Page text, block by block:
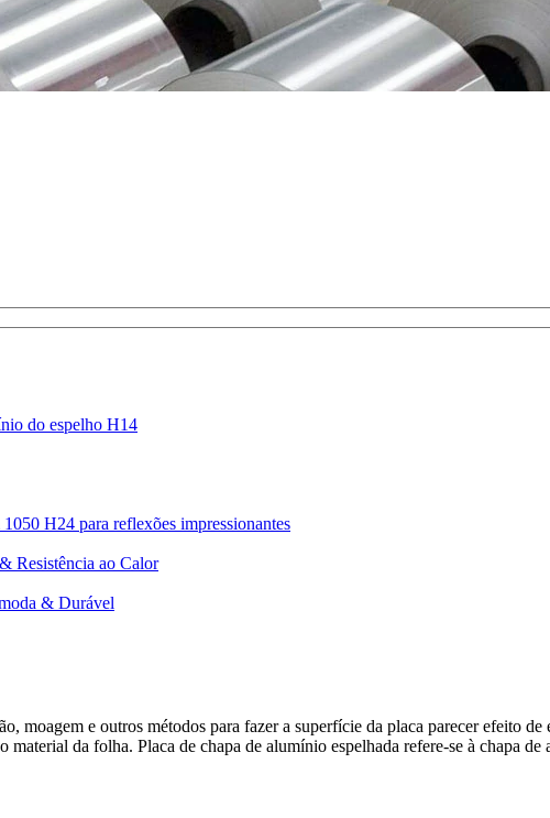
do espelho H14
H24 para reflexões impressionantes
Resistência ao Calor
& Durável
moagem e outros métodos para fazer a superfície da placa parecer efeito
da folha. Placa de chapa de alumínio espelhada refere-se à chapa